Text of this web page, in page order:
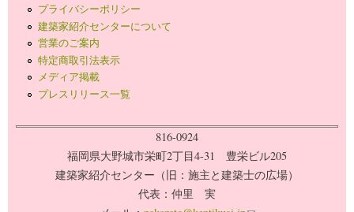
プライバシーポリシー
建築家紹介センターについて
営業のご案内
特定商取引法表示
メディア掲載
プレスリリース一覧
816-0924
福岡県大野城市栄町2丁目4-31 豊栄ビル205
建築家紹介センター（旧：施主と建築士の広場）
代表：仲里 実